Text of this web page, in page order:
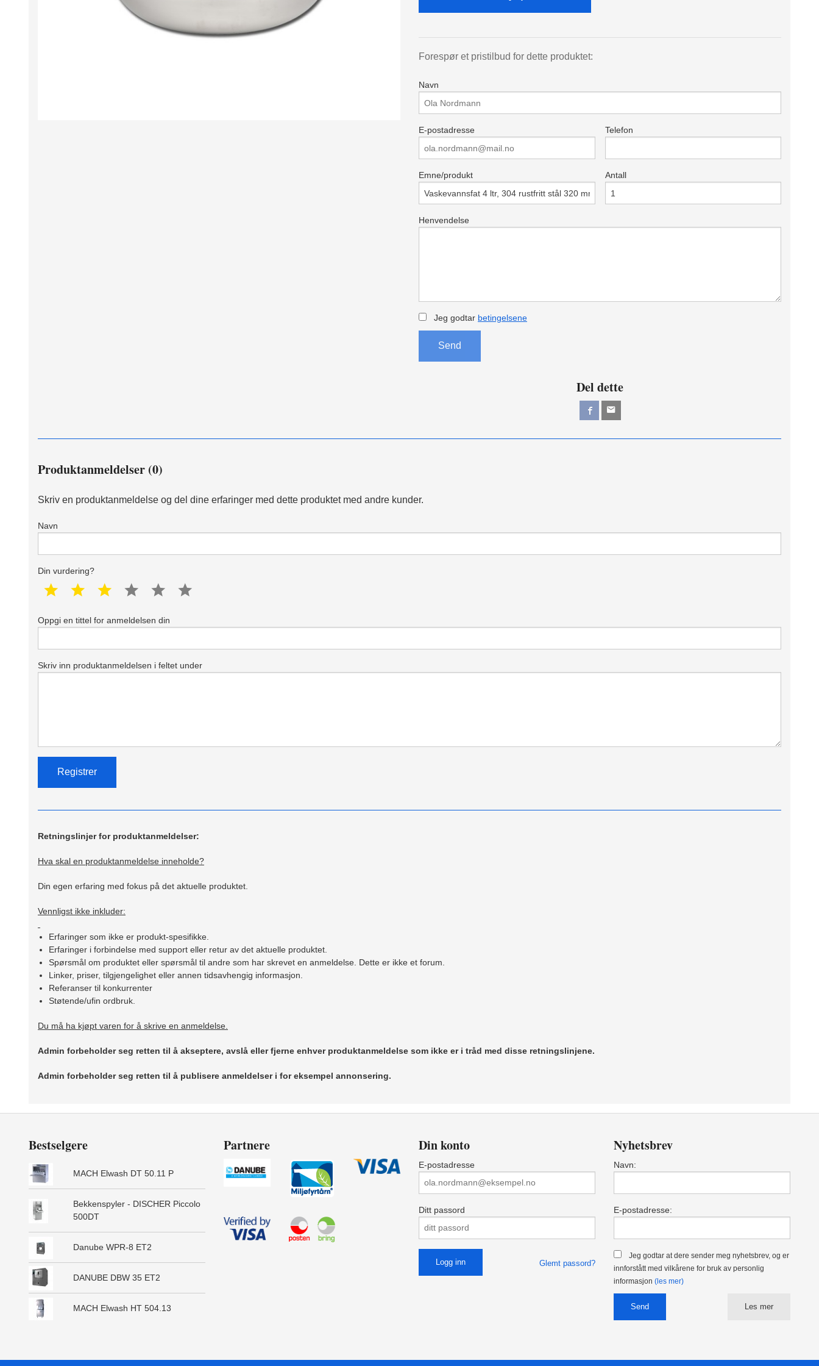
Forespør et pristilbud for dette produktet:
Navn
E-postadresse Telefon
Emne/produkt Antall
Henvendelse
Jeg godtar betingelsene
Send
Del dette
Produktanmeldelser (0)
Skriv en produktanmeldelse og del dine erfaringer med dette produktet med andre kunder.
Navn
Din vurdering?
1 star 2 star 3 star 4 star 5 star
Oppgi en tittel for anmeldelsen din
Skriv inn produktanmeldelsen i feltet under
Retningslinjer for produktanmeldelser:
Hva skal en produktanmeldelse inneholde?
Din egen erfaring med fokus på det aktuelle produktet.
Vennligst ikke inkluder:
Erfaringer som ikke er produkt-spesifikke.
Erfaringer i forbindelse med support eller retur av det aktuelle produktet.
Spørsmål om produktet eller spørsmål til andre som har skrevet en anmeldelse. Dette er ikke et forum.
Linker, priser, tilgjengelighet eller annen tidsavhengig informasjon.
Referanser til konkurrenter
Støtende/ufin ordbruk.
Du må ha kjøpt varen for å skrive en anmeldelse.
Admin forbeholder seg retten til å akseptere, avslå eller fjerne enhver produktanmeldelse som ikke er i tråd med disse retningslinjene.
Admin forbeholder seg retten til å publisere anmeldelser i for eksempel annonsering.
Bestselgere
MACH Elwash DT 50.11 P
Bekkenspyler - DISCHER Piccolo
500DT
Danube WPR-8 ET2
DANUBE DBW 35 ET2
MACH Elwash HT 504.13
Partnere Din konto
E-postadresse
Ditt passord
Glemt passord?
Nyhetsbrev
Navn:
E-postadresse:
Jeg godtar at dere sender meg nyhetsbrev, og er
innforstått med vilkårene for bruk av personlig
informasjon (les mer)
Les mer